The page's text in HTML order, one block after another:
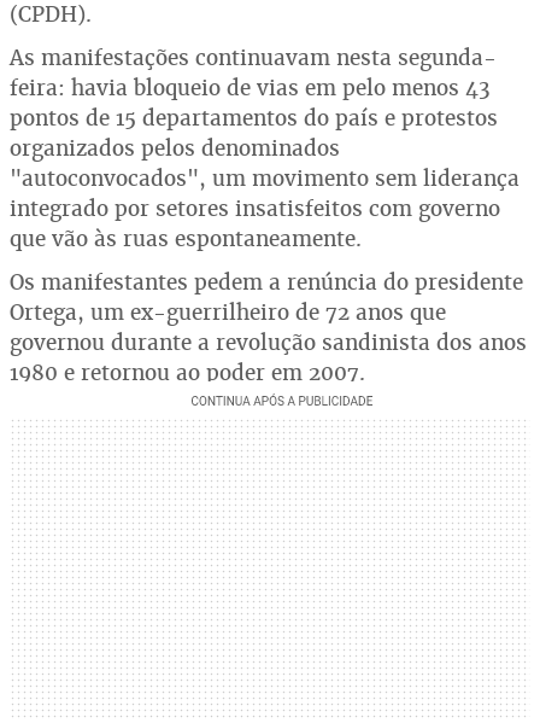
(CPDH).
As manifestações continuavam nesta segunda-
feira: havia bloqueio de vias em pelo menos 43
pontos de 15 departamentos do país e protestos
organizados pelos denominados
"autoconvocados", um movimento sem liderança
integrado por setores insatisfeitos com governo
que vão às ruas espontaneamente.
Os manifestantes pedem a renúncia do presidente
Ortega, um ex-guerrilheiro de 72 anos que
governou durante a revolução sandinista dos anos
1980 e retornou ao poder em 2007.